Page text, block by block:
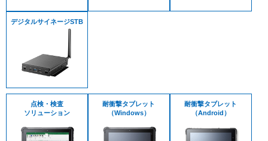
デジタルサイネージSTB
点検・検査
ソリューション
耐衝撃タブレット
（Windows）
耐衝撃タブレット
（Android）